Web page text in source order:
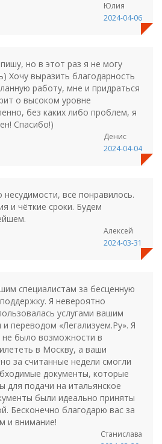
Юлия
2024-04-06
но в этот раз я не могу
Хочу выразить благодарность
работу, мне и придраться
о высоком уровне
без каких либо проблем, я
Спасибо!)
Денис
2024-04-04
несудимости, всё понравилось.
и чёткие сроки. Будем
Алексей
2024-03-31
специалистам за бесценную
Я невероятно
услугами вашим
переводом «Легализуем.Ру». Я
было возможности в
в Москву, а ваши
за считанные недели смогли
документы, которые
подачи на итальянское
были идеально приняты
Бесконечно благодарю вас за
и внимание!
Станислава